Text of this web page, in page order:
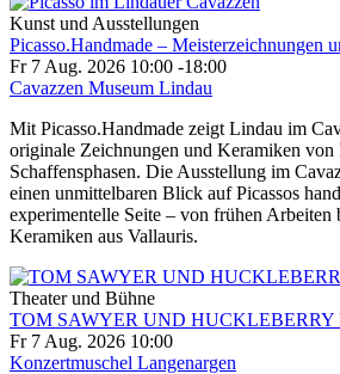
Kunst und Ausstellungen
Picasso.Handmade – Meisterzeichnungen
Fr 7 Aug. 2026 10:00 -18:00
Cavazzen Museum Lindau
Mit Picasso.Handmade zeigt Lindau im
originale Zeichnungen und Keramiken von
Schaffensphasen. Die Ausstellung im
einen unmittelbaren Blick auf Picassos
experimentelle Seite – von frühen Arbeiten
Keramiken aus Vallauris.
Theater und Bühne
TOM SAWYER UND HUCKLEBERRY
Fr 7 Aug. 2026 10:00
Konzertmuschel Langenargen